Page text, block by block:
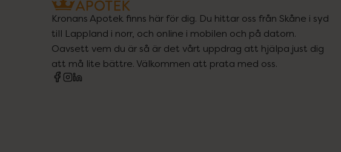
Kronans Apotek finns här för dig. Du hittar oss från Skåne i syd
till Lappland i norr, och online i mobilen och på datorn.
Oavsett vem du är så är det vårt uppdrag att hjälpa just dig
att må lite bättre. Välkommen att prata med oss.